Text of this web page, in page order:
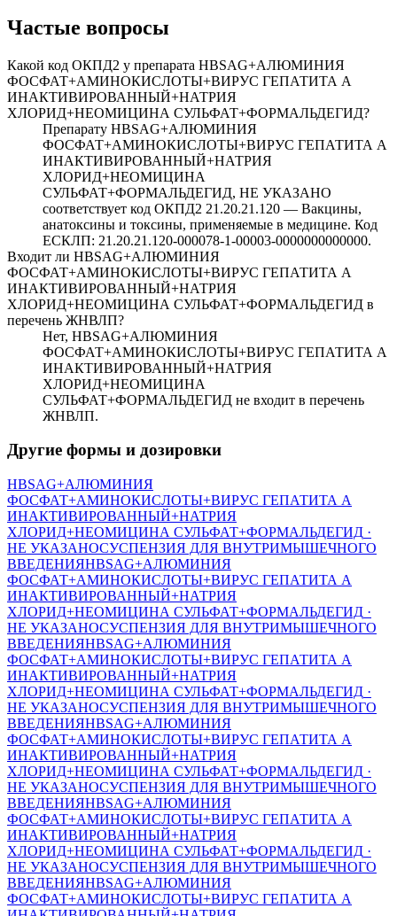
Частые вопросы
Какой код ОКПД2 у препарата HBSАG+АЛЮМИНИЯ
ФОСФАТ+АМИНОКИСЛОТЫ+ВИРУС ГЕПАТИТА А
ИНАКТИВИРОВАННЫЙ+НАТРИЯ
ХЛОРИД+НЕОМИЦИНА СУЛЬФАТ+ФОРМАЛЬДЕГИД?
Препарату HBSАG+АЛЮМИНИЯ
ФОСФАТ+АМИНОКИСЛОТЫ+ВИРУС ГЕПАТИТА А
ИНАКТИВИРОВАННЫЙ+НАТРИЯ
ХЛОРИД+НЕОМИЦИНА
СУЛЬФАТ+ФОРМАЛЬДЕГИД, НЕ УКАЗАНО
соответствует код ОКПД2 21.20.21.120 — Вакцины,
анатоксины и токсины, применяемые в медицине. Код
ЕСКЛП: 21.20.21.120-000078-1-00003-0000000000000.
Входит ли HBSАG+АЛЮМИНИЯ
ФОСФАТ+АМИНОКИСЛОТЫ+ВИРУС ГЕПАТИТА А
ИНАКТИВИРОВАННЫЙ+НАТРИЯ
ХЛОРИД+НЕОМИЦИНА СУЛЬФАТ+ФОРМАЛЬДЕГИД в
перечень ЖНВЛП?
Нет, HBSАG+АЛЮМИНИЯ
ФОСФАТ+АМИНОКИСЛОТЫ+ВИРУС ГЕПАТИТА А
ИНАКТИВИРОВАННЫЙ+НАТРИЯ
ХЛОРИД+НЕОМИЦИНА
СУЛЬФАТ+ФОРМАЛЬДЕГИД не входит в перечень
ЖНВЛП.
Другие формы и дозировки
HBSАG+АЛЮМИНИЯ
ФОСФАТ+АМИНОКИСЛОТЫ+ВИРУС ГЕПАТИТА А
ИНАКТИВИРОВАННЫЙ+НАТРИЯ
ХЛОРИД+НЕОМИЦИНА СУЛЬФАТ+ФОРМАЛЬДЕГИД ·
НЕ УКАЗАНОСУСПЕНЗИЯ ДЛЯ ВНУТРИМЫШЕЧНОГО
ВВЕДЕНИЯHBSАG+АЛЮМИНИЯ
ФОСФАТ+АМИНОКИСЛОТЫ+ВИРУС ГЕПАТИТА А
ИНАКТИВИРОВАННЫЙ+НАТРИЯ
ХЛОРИД+НЕОМИЦИНА СУЛЬФАТ+ФОРМАЛЬДЕГИД ·
НЕ УКАЗАНОСУСПЕНЗИЯ ДЛЯ ВНУТРИМЫШЕЧНОГО
ВВЕДЕНИЯHBSАG+АЛЮМИНИЯ
ФОСФАТ+АМИНОКИСЛОТЫ+ВИРУС ГЕПАТИТА А
ИНАКТИВИРОВАННЫЙ+НАТРИЯ
ХЛОРИД+НЕОМИЦИНА СУЛЬФАТ+ФОРМАЛЬДЕГИД ·
НЕ УКАЗАНОСУСПЕНЗИЯ ДЛЯ ВНУТРИМЫШЕЧНОГО
ВВЕДЕНИЯHBSАG+АЛЮМИНИЯ
ФОСФАТ+АМИНОКИСЛОТЫ+ВИРУС ГЕПАТИТА А
ИНАКТИВИРОВАННЫЙ+НАТРИЯ
ХЛОРИД+НЕОМИЦИНА СУЛЬФАТ+ФОРМАЛЬДЕГИД ·
НЕ УКАЗАНОСУСПЕНЗИЯ ДЛЯ ВНУТРИМЫШЕЧНОГО
ВВЕДЕНИЯHBSАG+АЛЮМИНИЯ
ФОСФАТ+АМИНОКИСЛОТЫ+ВИРУС ГЕПАТИТА А
ИНАКТИВИРОВАННЫЙ+НАТРИЯ
ХЛОРИД+НЕОМИЦИНА СУЛЬФАТ+ФОРМАЛЬДЕГИД ·
НЕ УКАЗАНОСУСПЕНЗИЯ ДЛЯ ВНУТРИМЫШЕЧНОГО
ВВЕДЕНИЯHBSАG+АЛЮМИНИЯ
ФОСФАТ+АМИНОКИСЛОТЫ+ВИРУС ГЕПАТИТА А